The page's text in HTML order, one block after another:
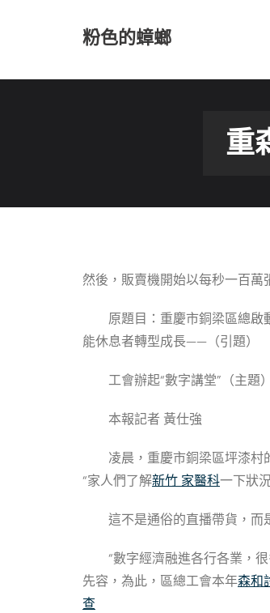
粉色的蟑螂
重
然後，販賣機開始以每秒一百
原題目：重慶市銅梁區總
能休息者轉型成長——（引題）
工會辦起“數字講堂”（主題）
本報記者 黃仕強
凌晨，重慶市銅梁區坪漆村
“家人們了解新竹 家醫科一下狀
這不是通俗的直播帶貨，
“數字經濟融進各行各業，
先容，為此，區總工會本年森和
查